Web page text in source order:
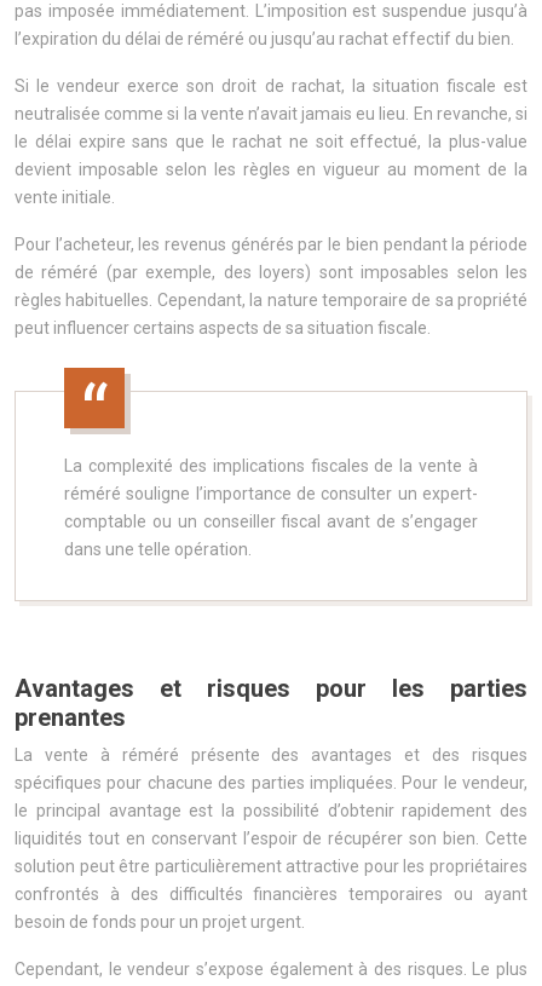
pas imposée immédiatement. L’imposition est suspendue jusqu’à
l’expiration du délai de réméré ou jusqu’au rachat effectif du bien.
Si le vendeur exerce son droit de rachat, la situation fiscale est
neutralisée comme si la vente n’avait jamais eu lieu. En revanche, si
le délai expire sans que le rachat ne soit effectué, la plus-value
devient imposable selon les règles en vigueur au moment de la
vente initiale.
Pour l’acheteur, les revenus générés par le bien pendant la période
de réméré (par exemple, des loyers) sont imposables selon les
règles habituelles. Cependant, la nature temporaire de sa propriété
peut influencer certains aspects de sa situation fiscale.
La complexité des implications fiscales de la vente à
réméré souligne l’importance de consulter un expert-
comptable ou un conseiller fiscal avant de s’engager
dans une telle opération.
Avantages et risques pour les parties
prenantes
La vente à réméré présente des avantages et des risques
spécifiques pour chacune des parties impliquées. Pour le vendeur,
le principal avantage est la possibilité d’obtenir rapidement des
liquidités tout en conservant l’espoir de récupérer son bien. Cette
solution peut être particulièrement attractive pour les propriétaires
confrontés à des difficultés financières temporaires ou ayant
besoin de fonds pour un projet urgent.
Cependant, le vendeur s’expose également à des risques. Le plus